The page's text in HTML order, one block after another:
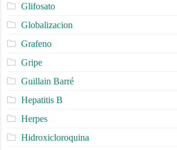
Glifosato
Globalizacion
Grafeno
Gripe
Guillain Barré
Hepatitis B
Herpes
Hidroxicloroquina